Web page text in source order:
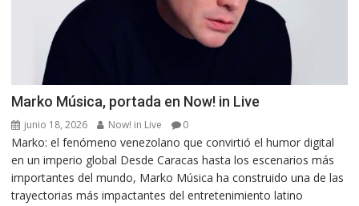
Marko Música, portada en Now! in Live
junio 18, 2026 Now! in Live 0
Marko: el fenómeno venezolano que convirtió el humor digital
en un imperio global Desde Caracas hasta los escenarios más
importantes del mundo, Marko Música ha construido una de las
trayectorias más impactantes del entretenimiento latino